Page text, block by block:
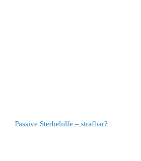
Passive Sterbehilfe – strafbar?